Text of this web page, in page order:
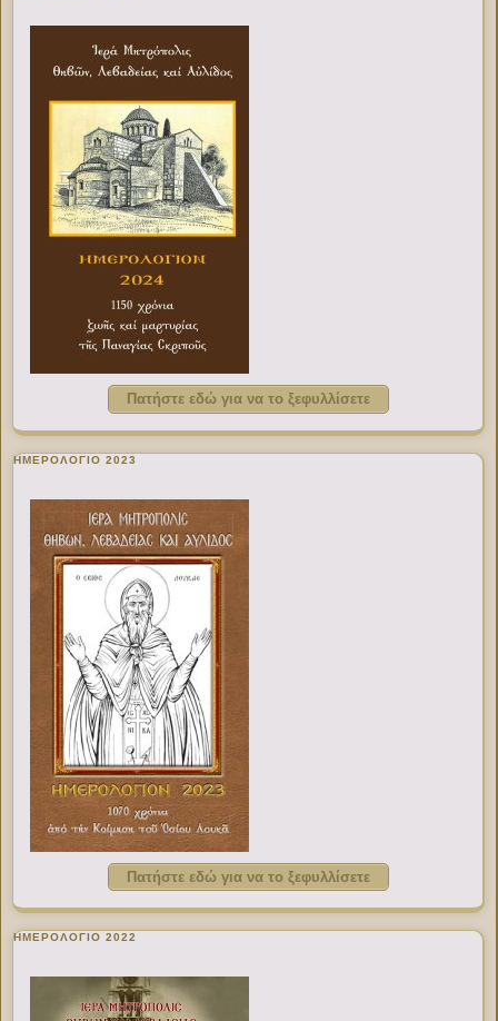
Πατήστε εδώ για να το ξεφυλλίσετε
ΗΜΕΡΟΛΟΓΙΟ 2023
Πατήστε εδώ για να το ξεφυλλίσετε
ΗΜΕΡΟΛΟΓΙΟ 2022